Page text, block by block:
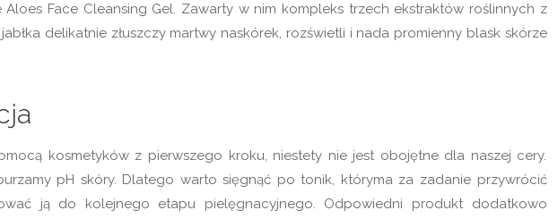
Face Cleansing Gel. Zawarty w nim kompleks trzech ekstraktów roślinnych z
delikatnie złuszczy martwy naskórek, rozświetli i nada promienny blask skórze
kosmetyków z pierwszego kroku, niestety nie jest obojętne dla naszej cery.
pH skóry. Dlatego warto sięgnąć po tonik, któryma za zadanie przywrócić
ją do kolejnego etapu pielęgnacyjnego. Odpowiedni produkt dodatkowo